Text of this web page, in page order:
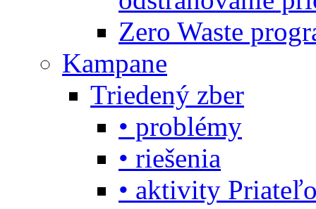
Zero Waste
Kampane
Triedený zber
• problémy
• riešenia
• aktivity